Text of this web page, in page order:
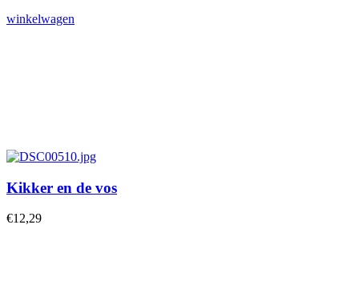
winkelwagen
Kikker en de vos
€12,29